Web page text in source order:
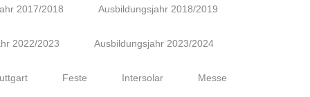
2017/2018 Ausbildungsjahr 2018/2019
2022/2023 Ausbildungsjahr 2023/2024
Feste Intersolar Messe